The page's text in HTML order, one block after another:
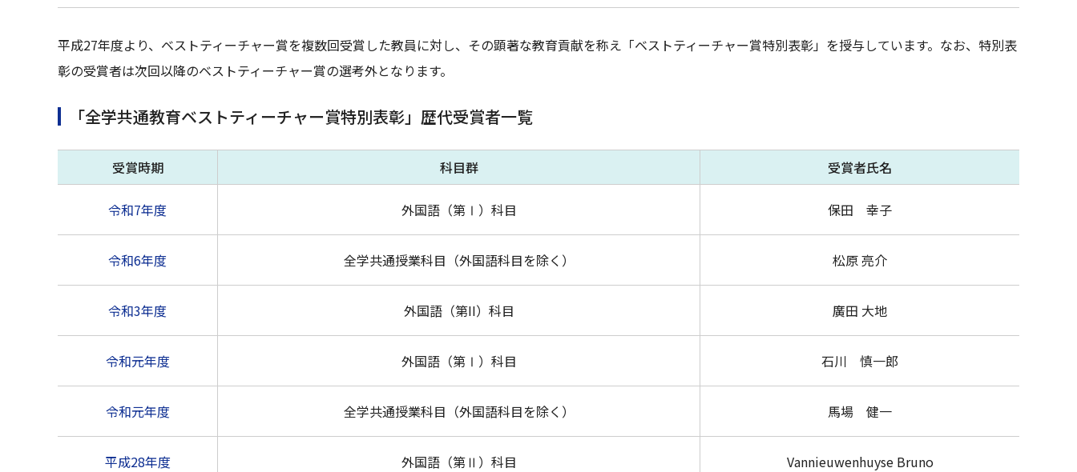
平成27年度より、ベストティーチャー賞を複数回受賞した教員に対し、その顕著な教育貢献を称え「ベストティーチャー賞特別表彰」を授与しています。なお、特別表
彰の受賞者は次回以降のベストティーチャー賞の選考外となります。
「全学共通教育ベストティーチャー賞特別表彰」歴代受賞者一覧
受賞時期 科目群 受賞者氏名
令和7年度 外国語（第Ⅰ）科目 保田 幸子
令和6年度 全学共通授業科目（外国語科目を除く） 松原 亮介
令和3年度 外国語（第II）科目 廣田 大地
令和元年度 外国語（第Ⅰ）科目 石川 慎一郎
令和元年度 全学共通授業科目（外国語科目を除く） 馬場 健一
平成28年度 外国語（第Ⅱ）科目 Vannieuwenhuyse Bruno